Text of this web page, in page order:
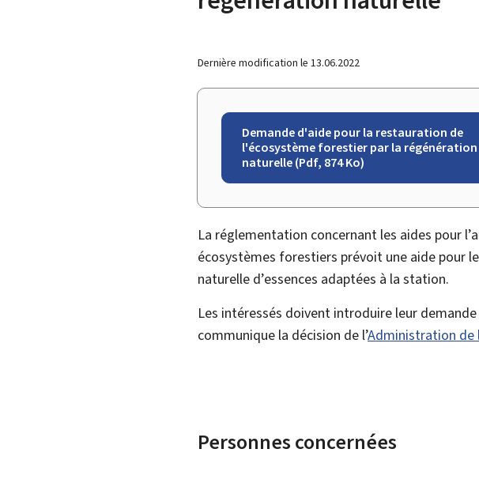
Dernière modification le 13.06.2022
Demande d'aide pour la restauration de
l'écosystème forestier par la régénération
naturelle (Pdf, 874 Ko)
La réglementation concernant les aides pour
écosystèmes forestiers prévoit une aide pour
naturelle d’essences adaptées à la station.
Les intéressés doivent introduire leur
communique la décision de l’Administration de
Personnes concernées